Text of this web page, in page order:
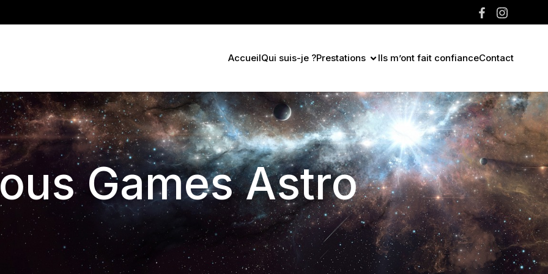
AccueilQui suis-je ?Prestations Ils m’ont fait confianceContact
Games Astro